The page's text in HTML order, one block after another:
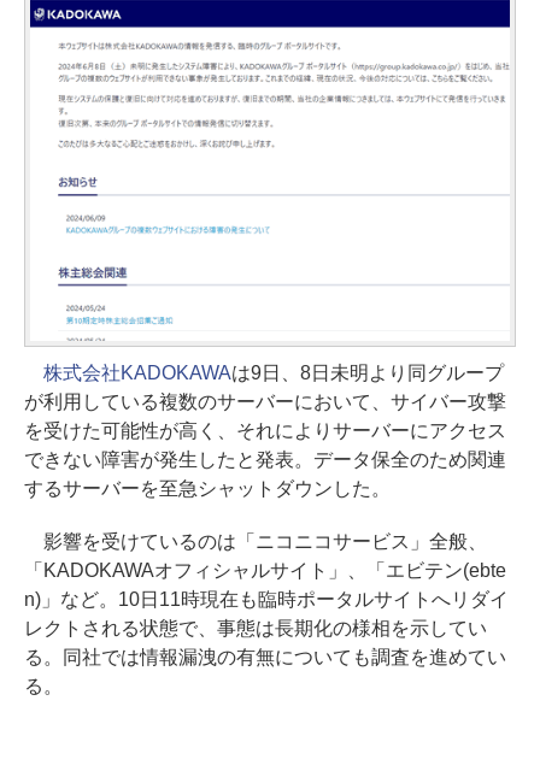
株式会社KADOKAWAは9日、8日未明より同グループ
が利用している複数のサーバーにおいて、サイバー攻撃
を受けた可能性が高く、それによりサーバーにアクセス
できない障害が発生したと発表。データ保全のため関連
するサーバーを至急シャットダウンした。
影響を受けているのは「ニコニコサービス」全般、
「KADOKAWAオフィシャルサイト」、「エビテン(ebte
n)」など。10日11時現在も臨時ポータルサイトへリダイ
レクトされる状態で、事態は長期化の様相を示してい
る。同社では情報漏洩の有無についても調査を進めてい
る。